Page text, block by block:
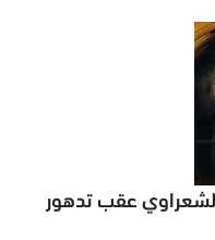
عقب تدهور